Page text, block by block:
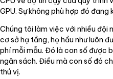
GPU. Sự không phù hợp đó đang
Chúng tôi làm việc với nhiều đội
cơ sở hạ tầng, họ hầu như luôn
phí mỗi mẫu. Đó là con số được
ngân sách. Điều mà con số đó
thú vị.